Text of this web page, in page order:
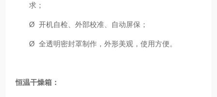
求；
Ø 开机自检、外部校准、自动屏保；
Ø 全透明密封罩制作，外形美观，使用方便。
恒温干燥箱：